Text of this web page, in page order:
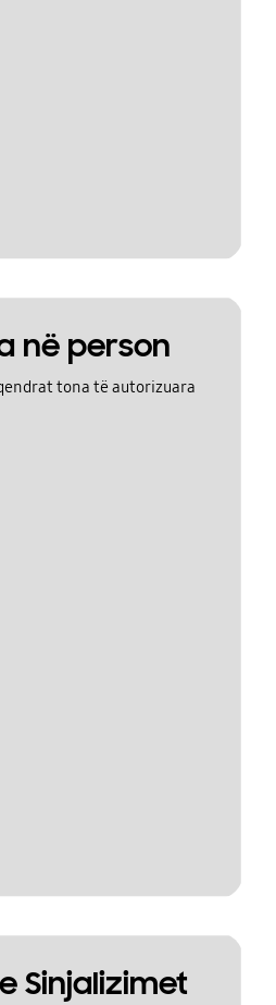
në person
tona të autorizuara
Sinjalizimet